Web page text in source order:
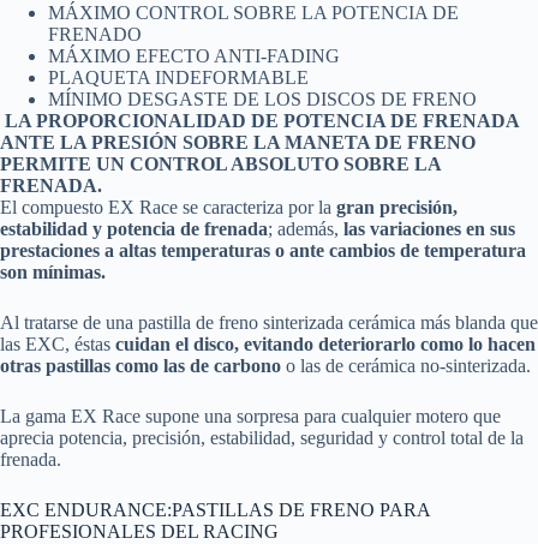
MÁXIMO CONTROL SOBRE LA POTENCIA DE
FRENADO
MÁXIMO EFECTO ANTI-FADING
PLAQUETA INDEFORMABLE
MÍNIMO DESGASTE DE LOS DISCOS DE FRENO
LA PROPORCIONALIDAD DE POTENCIA DE FRENADA
ANTE LA PRESIÓN SOBRE LA MANETA DE FRENO
PERMITE UN CONTROL ABSOLUTO SOBRE LA
FRENADA.
El compuesto EX Race se caracteriza por la gran precisión,
estabilidad y potencia de frenada; además, las variaciones en sus
prestaciones a altas temperaturas o ante cambios de temperatura
son mínimas.
Al tratarse de una pastilla de freno sinterizada cerámica más blanda que
las EXC, éstas cuidan el disco, evitando deteriorarlo como lo hacen
otras pastillas como las de carbono o las de cerámica no-sinterizada.
La gama EX Race supone una sorpresa para cualquier motero que
aprecia potencia, precisión, estabilidad, seguridad y control total de la
frenada.
EXC ENDURANCE:PASTILLAS DE FRENO PARA
PROFESIONALES DEL RACING